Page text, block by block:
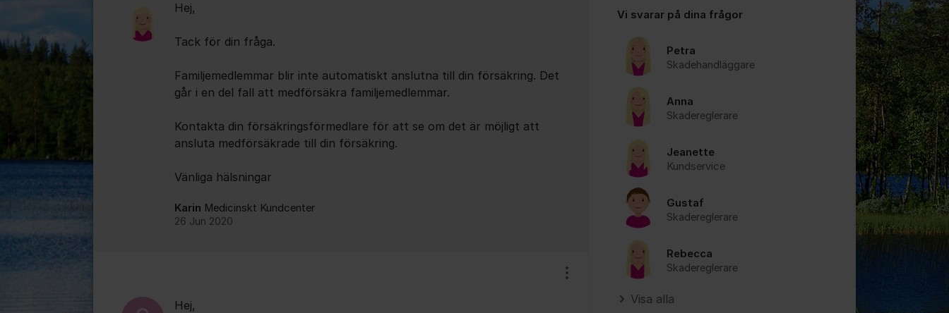
Hej,
Tack för din fråga.
Familjemedlemmar blir inte automatiskt anslutna till din försäkring. Det
går i en del fall att medförsäkra familjemedlemmar.
Kontakta din försäkringsförmedlare för att se om det är möjligt att
ansluta medförsäkrade till din försäkring.
Vänliga hälsningar
Karin Medicinskt Kundcenter
26 Jun 2020
Hej,
Visa/dölj inställningar för inlägg/kommentar
Vi svarar på dina frågor
Petra
Skadehandläggare
Anna
Skadereglerare
Jeanette
Kundservice
Gustaf
Skadereglerare
Rebecca
Skadereglerare
Visa alla